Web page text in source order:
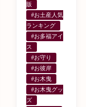
販
#お土産人気
ランキング
#お多福アイ
ス
#お守り
#お彼岸
#お木曳
#お木曳グッ
ズ